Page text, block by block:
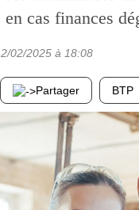
cas finances
02/2025 à 18:08
Partager BTP